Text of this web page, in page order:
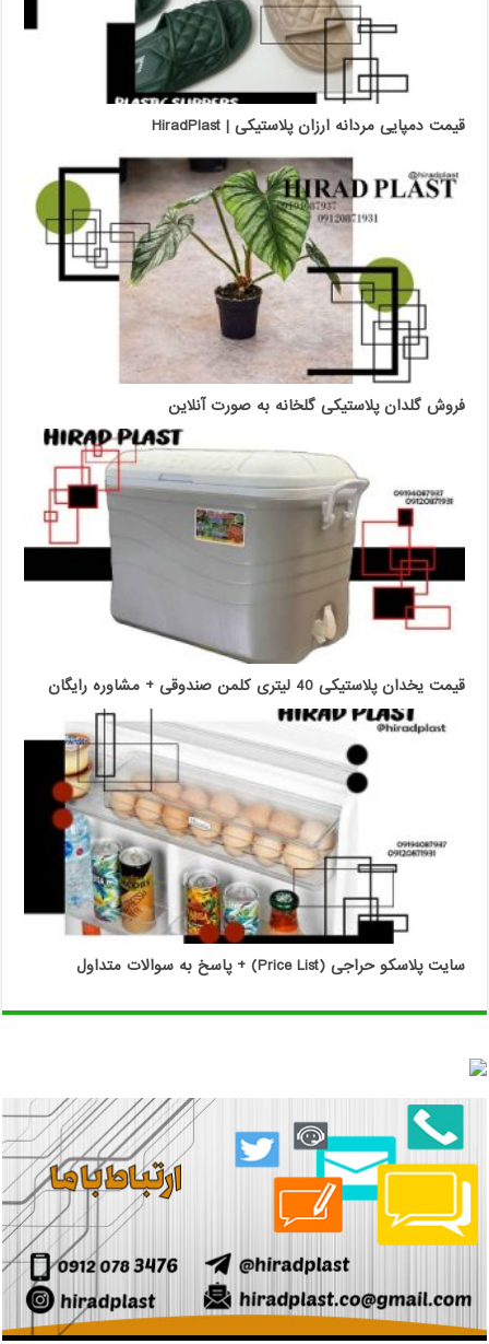
قیمت دمپایی مردانه ارزان پلاستیکی | HiradPlast
فروش گلدان پلاستیکی گلخانه به صورت آنلاین
قیمت یخدان پلاستیکی 40 لیتری کلمن صندوقی + مشاوره رایگان
سایت پلاسکو حراجی (Price List) + پاسخ به سوالات متداول